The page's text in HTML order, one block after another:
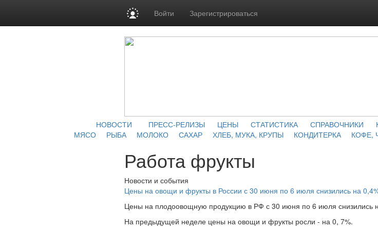
Войти Зарегистрироваться
НОВОСТИ ПРЕСС-РЕЛИЗЫ ЦЕНЫ СТАТИСТИКА СПРАВОЧНИКИ
МЯСО
РЫБА МОЛОКО САХАР ХЛЕБ, МУКА, КРУПЫ КОНДИТЕРКА КОФЕ,
Работа фрукты
Новости и события
Цены на овощи и фрукты в России с 30 июня по 6 июля снизились на
Цены на плодоовощную продукцию в РФ с 30 июня по 6 июля снизились
На предыдущей неделе цены на овощи и фрукты росли - на 0, 7%.